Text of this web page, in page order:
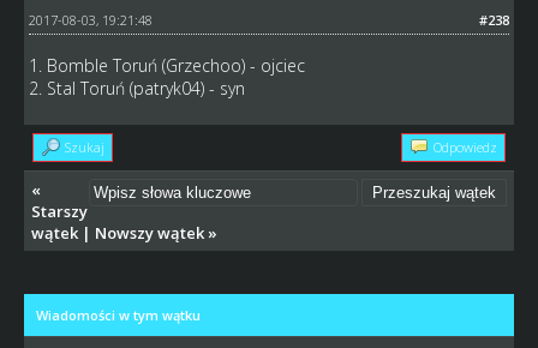
#238
2017-08-03, 19:21:48
1. Bomble Toruń (Grzechoo) - ojciec
2. Stal Toruń (patryk04) - syn
Szukaj Odpowiedz
«
Starszy
wątek| Nowszy wątek»
Wiadomości w tym wątku